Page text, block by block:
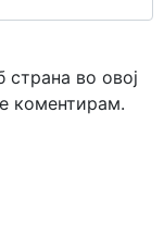
во овој
коментирам.